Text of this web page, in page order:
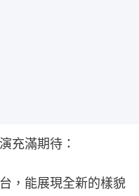
充滿期待：
，能展現全新的樣貌